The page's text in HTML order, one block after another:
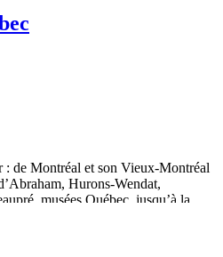
: de Montréal et son Vieux-Montréal
Hurons-Wendat,
musées Québec, jusqu’à la
Héritage français, nature